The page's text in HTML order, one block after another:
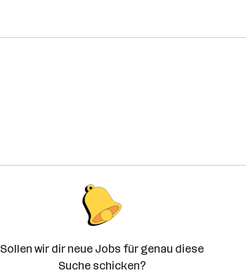
Sollen wir dir neue Jobs für genau diese
Suche schicken?